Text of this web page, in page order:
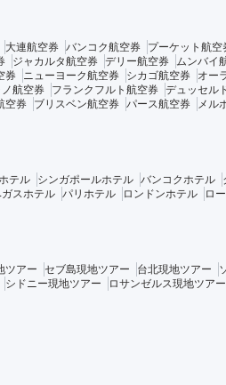
大連航空券 バンコク航空券 プーケット航空
ジャカルタ航空券 デリー航空券 ムンバイ
券 ニューヨーク航空券 シカゴ航空券 オー
ノ航空券 フランクフルト航空券 デュッセル
空券 ブリスベン航空券 パース航空券 メル
テル シンガポールホテル バンコクホテル
スホテル パリホテル ロンドンホテル ロ
ツアー セブ島現地ツアー 台北現地ツアー
シドニー現地ツアー ロサンゼルス現地ツアー